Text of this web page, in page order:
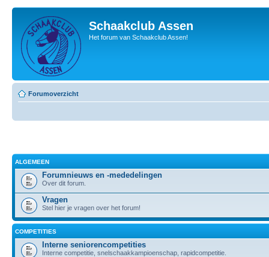
Schaakclub Assen
Het forum van Schaakclub Assen!
Forumoverzicht
ALGEMEEN
Forumnieuws en -mededelingen
Over dit forum.
Vragen
Stel hier je vragen over het forum!
COMPETITIES
Interne seniorencompetities
Interne competitie, snelschaakkampioenschap, rapidcompetitie.